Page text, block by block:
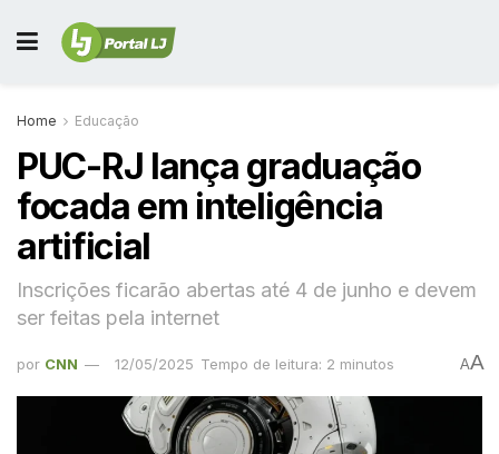
Home Educação
PUC-RJ lança graduação
focada em inteligência
artificial
Inscrições ficarão abertas até 4 de junho e devem
ser feitas pela internet
por CNN 12/05/2025 Tempo de leitura: 2 minutos AA